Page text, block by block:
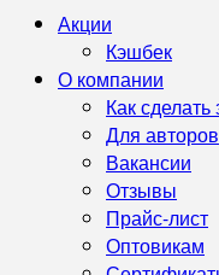
Акции
Кэшбек
О компании
Как сделать
Для авторов
Вакансии
Отзывы
Прайс-лист
Оптовикам